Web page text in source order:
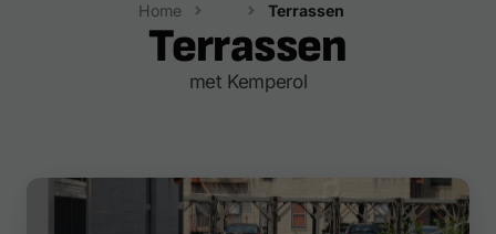
Home
Toepassingen
Terrassen
Terrassen
met Kemperol